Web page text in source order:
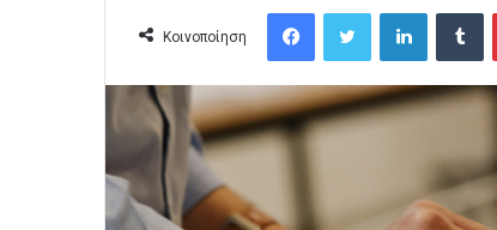
Κοινοποίηση